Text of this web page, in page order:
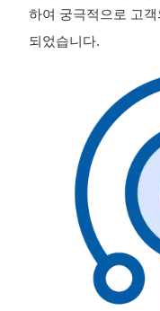
하여 궁극적으로 고
되었습니다.